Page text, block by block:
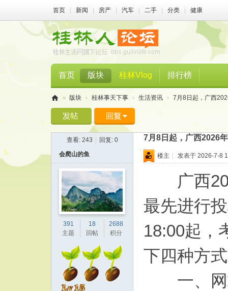
首页 新闻 房产 汽车 二手 分类 健康
首页 版块 桂林Vlog 排行榜
林
» 版块 › 桂林事天下事 › 生活资讯 › 7月8日起，广西
查看: 243 回复: 0 7月8日起，广西2026
会爬山的鱼
391
主题
18
回帖
2688
积分
楼主 | 发表于 2026-7-8
广西
最先进行
18:00起，
下四种方
一、网